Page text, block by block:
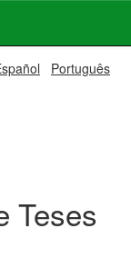
Português
Teses